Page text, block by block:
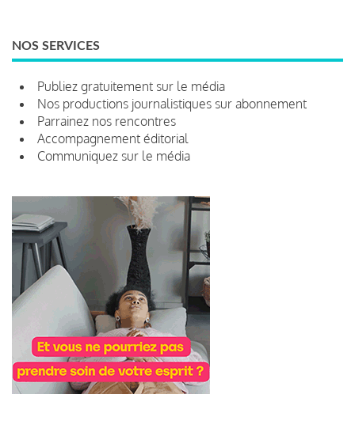
NOS SERVICES
Publiez gratuitement sur le média
Nos productions journalistiques sur abonnement
Parrainez nos rencontres
Accompagnement éditorial
Communiquez sur le média